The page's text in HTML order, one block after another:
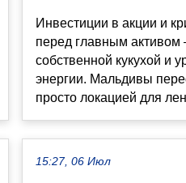
Инвестиции в акции и
перед главным
собственной кукухой и
энергии. Мальдивы
просто локацией для
15:27, 06 Июл